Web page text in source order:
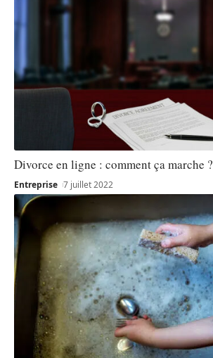
Divorce en ligne : comment ça marche ?
Entreprise 7 juillet 2022